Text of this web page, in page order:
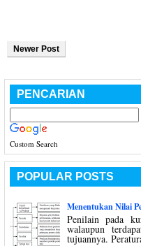
Newer Post
PENCARIAN
Custom Search
POPULAR POSTS
Menentukan Nilai
Penilain pada
walaupun
tujuannya.